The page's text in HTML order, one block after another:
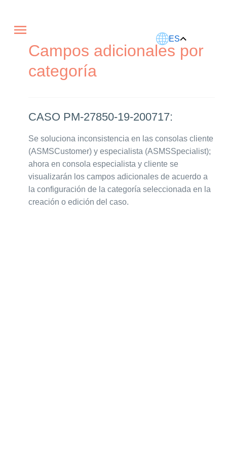
ES
Campos adicionales por
categoría
CASO PM-27850-19-200717:
Se soluciona inconsistencia en las consolas cliente
(ASMSCustomer) y especialista (ASMSSpecialist);
ahora en consola especialista y cliente se
visualizarán los campos adicionales de acuerdo a
la configuración de la categoría seleccionada en la
creación o edición del caso.